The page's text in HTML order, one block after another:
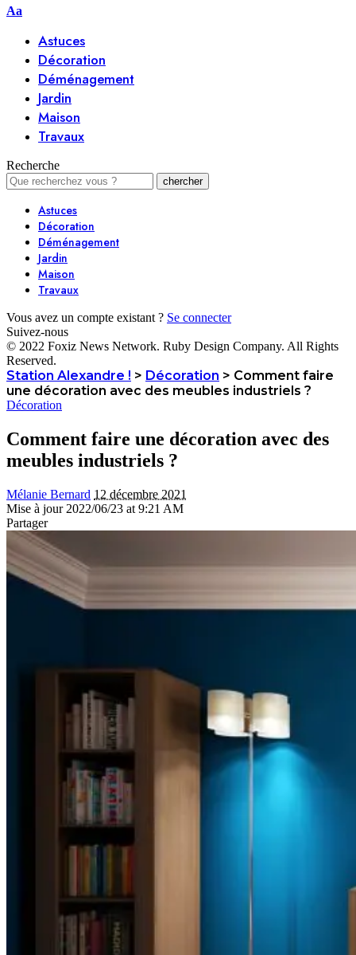
Aa
Astuces
Décoration
Déménagement
Jardin
Maison
Travaux
Recherche
Astuces
Décoration
Déménagement
Jardin
Maison
Travaux
Vous avez un compte existant ? Se connecter
Suivez-nous
© 2022 Foxiz News Network. Ruby Design Company. All Rights
Reserved.
Station Alexandre ! > Décoration > Comment faire
une décoration avec des meubles industriels ?
Décoration
Comment faire une décoration avec des
meubles industriels ?
Mélanie Bernard 12 décembre 2021
Mise à jour 2022/06/23 at 9:21 AM
Partager